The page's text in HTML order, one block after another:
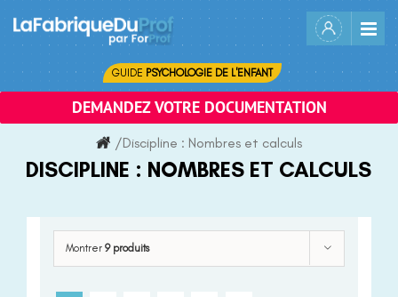
content
GUIDE PSYCHOLOGIE DE L'ENFANT
DEMANDEZ VOTRE DOCUMENTATION
/Discipline : Nombres et calculs
DISCIPLINE : NOMBRES ET CALCULS
Montrer 9 produits